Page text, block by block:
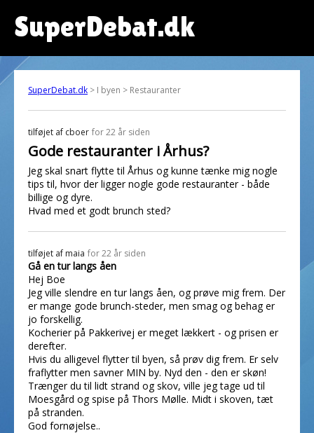
SuperDebat.dk
SuperDebat.dk > I byen > Restauranter
tilføjet af cboer for 22 år siden
Gode restauranter i Århus?
Jeg skal snart flytte til Århus og kunne tænke mig nogle
tips til, hvor der ligger nogle gode restauranter - både
billige og dyre.
Hvad med et godt brunch sted?
tilføjet af maia for 22 år siden
Gå en tur langs åen
Hej Boe
Jeg ville slendre en tur langs åen, og prøve mig frem. Der
er mange gode brunch-steder, men smag og behag er
jo forskellig.
Kocherier på Pakkerivej er meget lækkert - og prisen er
derefter.
Hvis du alligevel flytter til byen, så prøv dig frem. Er selv
fraflytter men savner MIN by. Nyd den - den er skøn!
Trænger du til lidt strand og skov, ville jeg tage ud til
Moesgård og spise på Thors Mølle. Midt i skoven, tæt
på stranden.
God fornøjelse..